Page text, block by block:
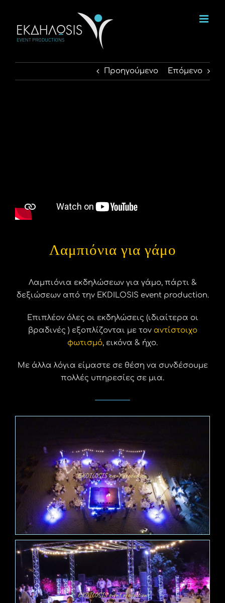
περιεχόμενο
Προηγούμενο Επόμενο
Λαμπιόνια για γάμο
Λαμπιόνια εκδηλώσεων για γάμο, πάρτι &
δεξιώσεων από την EKDILOSIS event production.
Επιπλέον όλες οι εκδηλώσεις (ιδιαίτερα οι
βραδινές ) εξοπλίζονται με τον αντίστοιχο
φωτισμό, εικόνα & ήχο.
Με άλλα λόγια είμαστε σε θέση να συνδέσουμε
πολλές υπηρεσίες σε μια.